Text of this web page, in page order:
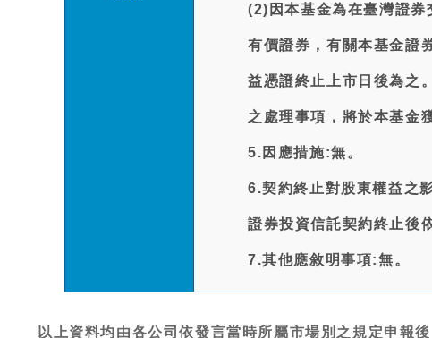
(2)因本基金為在臺灣證券
有價證券，有關本基金證
益憑證終止上市日後為之
之處理事項，將於本基金
5.因應措施:無。
6.契約終止對股東權益之
證券投資信託契約終止後
7.其他應敘明事項:無。
以上資料均由各公司依發言當時所屬市場別之規定申報